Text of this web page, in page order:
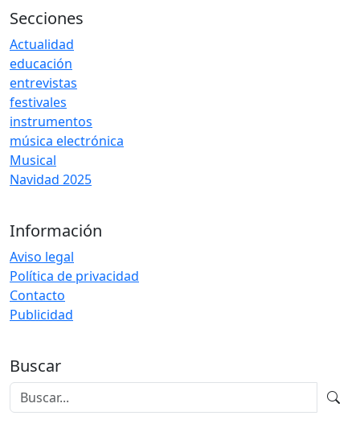
Secciones
Actualidad
educación
entrevistas
festivales
instrumentos
música electrónica
Musical
Navidad 2025
Información
Aviso legal
Política de privacidad
Contacto
Publicidad
Buscar